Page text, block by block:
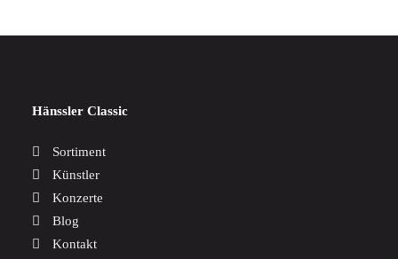
Hänssler Classic
Sortiment
Künstler
Konzerte
Blog
Kontakt